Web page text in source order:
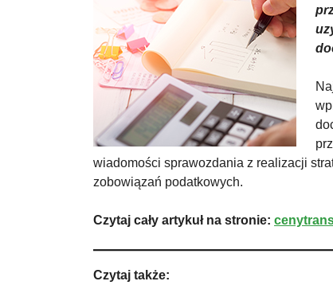
wiadomości sprawozdania z realizacji
zobowiązań podatkowych.
Czytaj cały artykuł na stronie:
Czytaj także: